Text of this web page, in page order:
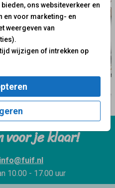
ons websiteverkeer en
en voor marketing- en
weergeven van
wijzigen of intrekken op
voor je klaar!
info@fuif.nl
10.00 - 17.00 uur